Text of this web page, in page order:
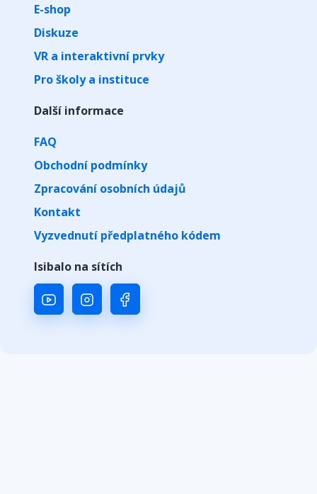
E-shop
Diskuze
VR a interaktivní prvky
Pro školy a instituce
Další informace
FAQ
Obchodní podmínky
Zpracování osobních údajů
Kontakt
Vyzvednutí předplatného kódem
Isibalo na sítích